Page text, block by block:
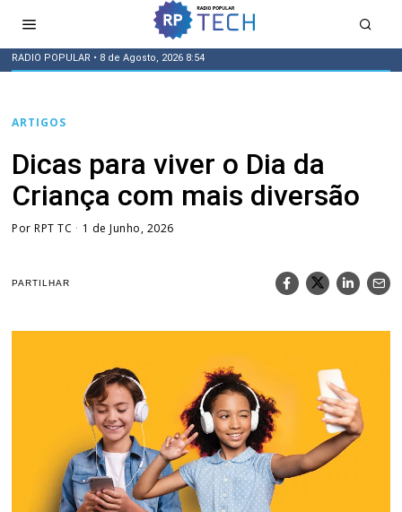
RADIO POPULAR • 8 de Agosto, 2026 8:54
ARTIGOS
Dicas para viver o Dia da
Criança com mais diversão
PorRPT TC 1 de Junho, 2026
PARTILHAR